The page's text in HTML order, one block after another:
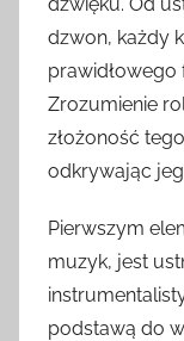
dzwon, każdy
prawidłowego
Zrozumienie
złożoność
odkrywając
Pierwszym
muzyk, jest
podstawą do